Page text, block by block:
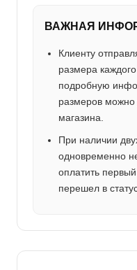
ВАЖНАЯ
Клиенту
размера
подробную
размеров можно
магазина.
При наличии
одновременно
оплатить
перешел в